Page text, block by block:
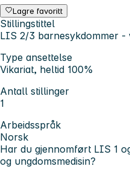
Lagre favoritt
Stillingstittel
LIS 2/3 barnesykdommer -
Type ansettelse
Vikariat, heltid 100%
Antall stillinger
1
Arbeidsspråk
Norsk
Har du gjennomført LIS 1
og ungdomsmedisin?